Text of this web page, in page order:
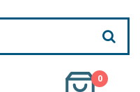
0